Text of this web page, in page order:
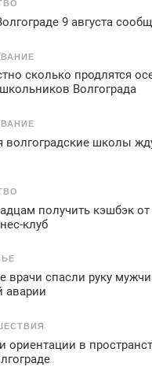
9 августа
сколько продлятся
Волгограда
волгоградские школы
получить кэшбэк от
клуб
врачи спасли руку
аварии
ориентации в